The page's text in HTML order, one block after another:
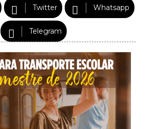
Twitter Whatsapp
Telegram